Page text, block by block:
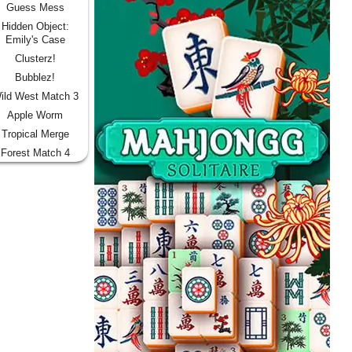
Guess Mess
Hidden Object:
Emily's Case
Clusterz!
Bubblez!
West Match 3
Apple Worm
Tropical Merge
Forest Match 4